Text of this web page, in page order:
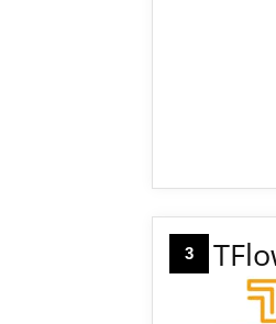
3